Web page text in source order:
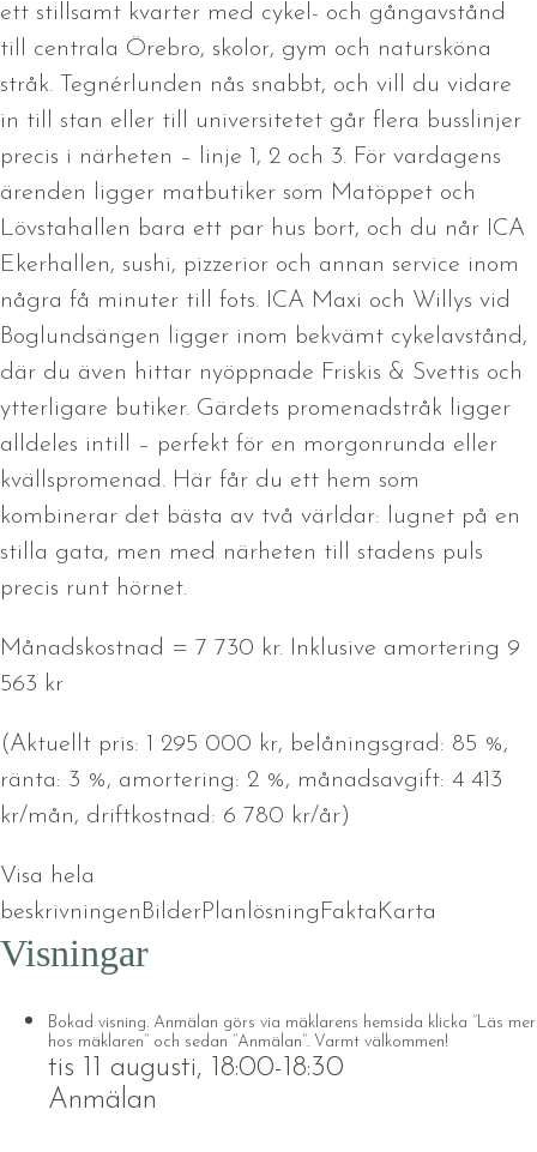
ett stillsamt kvarter med cykel- och gångavstånd
till centrala Örebro, skolor, gym och natursköna
stråk. Tegnérlunden nås snabbt, och vill du vidare
in till stan eller till universitetet går flera busslinjer
precis i närheten – linje 1, 2 och 3. För vardagens
ärenden ligger matbutiker som Matöppet och
Lövstahallen bara ett par hus bort, och du når ICA
Ekerhallen, sushi, pizzerior och annan service inom
några få minuter till fots. ICA Maxi och Willys vid
Boglundsängen ligger inom bekvämt cykelavstånd,
där du även hittar nyöppnade Friskis & Svettis och
ytterligare butiker. Gärdets promenadstråk ligger
alldeles intill – perfekt för en morgonrunda eller
kvällspromenad. Här får du ett hem som
kombinerar det bästa av två världar: lugnet på en
stilla gata, men med närheten till stadens puls
precis runt hörnet.
Månadskostnad = 7 730 kr. Inklusive amortering 9
563 kr
(Aktuellt pris: 1 295 000 kr, belåningsgrad: 85 %,
ränta: 3 %, amortering: 2 %, månadsavgift: 4 413
kr/mån, driftkostnad: 6 780 kr/år)
Visa hela
beskrivningen BilderPlanlösning Fakta Karta
Visningar
Bokad visning. Anmälan görs via mäklarens hemsida klicka ’’Läs mer
hos mäklaren’’ och sedan ’’Anmälan’’. Varmt välkommen!
tis 11 augusti, 18:00-18:30
Anmälan